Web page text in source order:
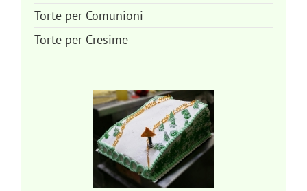
Torte per Comunioni
Torte per Cresime